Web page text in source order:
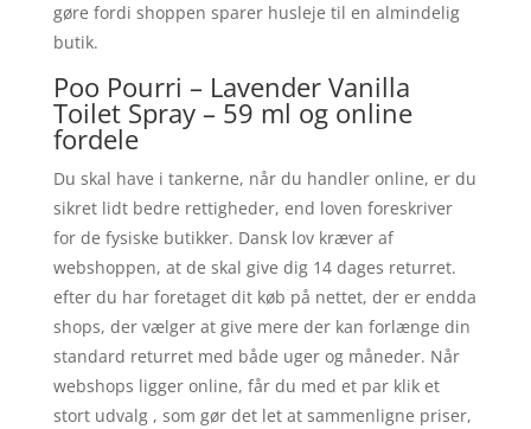
gøre fordi shoppen sparer husleje til en almindelig
butik.
Poo Pourri – Lavender Vanilla
Toilet Spray – 59 ml og online
fordele
Du skal have i tankerne, når du handler online, er du
sikret lidt bedre rettigheder, end loven foreskriver
for de fysiske butikker. Dansk lov kræver af
webshoppen, at de skal give dig 14 dages returret.
efter du har foretaget dit køb på nettet, der er endda
shops, der vælger at give mere der kan forlænge din
standard returret med både uger og måneder. Når
webshops ligger online, får du med et par klik et
stort udvalg , som gør det let at sammenligne priser,